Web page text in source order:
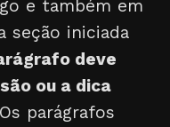
e também em
seção iniciada
deve
ou a dica
parágrafos